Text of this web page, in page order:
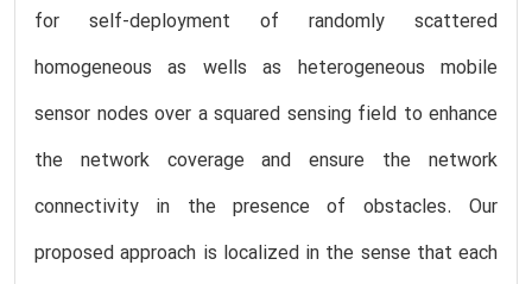
for self-deployment of randomly scattered
homogeneous as wells as heterogeneous mobile
sensor nodes over a squared sensing field to enhance
the network coverage and ensure the network
connectivity in the presence of obstacles. Our
proposed approach is localized in the sense that each